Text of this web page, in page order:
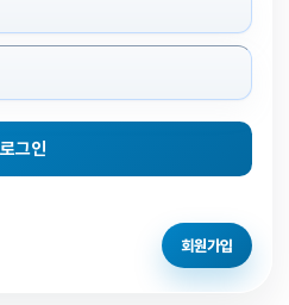
로그인
회원가입